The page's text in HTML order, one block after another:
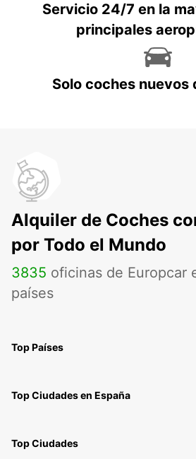
Servicio 24/7 en la
principales
Solo coches nuevos
Alquiler de Coches
por Todo el Mundo
3835 oficinas de Europcar
países
Top Países
Top Ciudades en España
Top Ciudades